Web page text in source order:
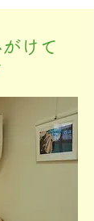
けて